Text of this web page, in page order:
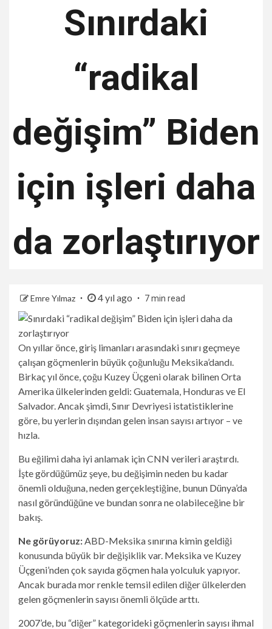
Sınırdaki
“radikal
değişim” Biden
için işleri daha
da zorlaştırıyor
Emre Yılmaz 4 yıl ago 7 min read
On yıllar önce, giriş limanları arasındaki sınırı geçmeye
çalışan göçmenlerin büyük çoğunluğu Meksika’dandı.
Birkaç yıl önce, çoğu Kuzey Üçgeni olarak bilinen Orta
Amerika ülkelerinden geldi: Guatemala, Honduras ve El
Salvador. Ancak şimdi, Sınır Devriyesi istatistiklerine
göre, bu yerlerin dışından gelen insan sayısı artıyor – ve
hızla.
Bu eğilimi daha iyi anlamak için CNN verileri araştırdı.
İşte gördüğümüz şeye, bu değişimin neden bu kadar
önemli olduğuna, neden gerçekleştiğine, bunun Dünya’da
nasıl göründüğüne ve bundan sonra ne olabileceğine bir
bakış.
Ne görüyoruz:ABD-Meksika sınırına kimin geldiği
konusunda büyük bir değişiklik var. Meksika ve Kuzey
Üçgeni’nden çok sayıda göçmen hala yolculuk yapıyor.
Ancak burada mor renkle temsil edilen diğer ülkelerden
gelen göçmenlerin sayısı önemli ölçüde arttı.
2007’de, bu “diğer” kategorideki göçmenlerin sayısı ihmal